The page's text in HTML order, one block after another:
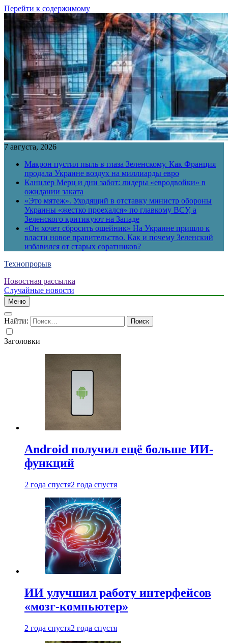
Перейти к содержимому
7 августа, 2026
Макрон пустил пыль в глаза Зеленскому. Как Франция
продала Украине воздух на миллиарды евро
Канцлер Мерц и дни забот: лидеры «евродвойки» в
ожидании заката
«Это мятеж». Уходящий в отставку министр обороны
Украины «жестко проехался» по главкому ВСУ, а
Зеленского критикуют на Западе
«Он хочет сбросить ошейник» На Украине пришло к
власти новое правительство. Как и почему Зеленский
избавился от старых соратников?
Технопрорыв
Новостная рассылка
Случайные новости
Меню
Найти:
Заголовки
Android получил ещё больше ИИ-
функций
2 года спустя2 года спустя
ИИ улучшил работу интерфейсов
«мозг-компьютер»
2 года спустя2 года спустя